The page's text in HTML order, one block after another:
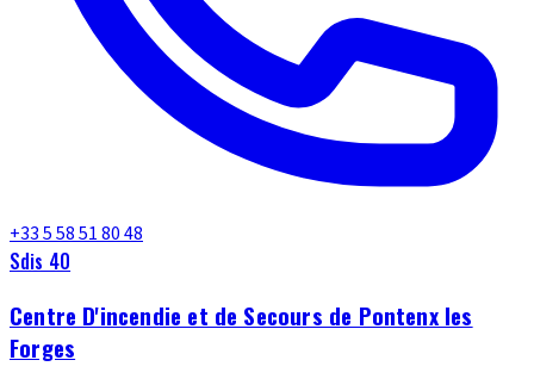
+33 5 58 51 80 48
Sdis 40
Centre D'incendie et de Secours de Pontenx les
Forges